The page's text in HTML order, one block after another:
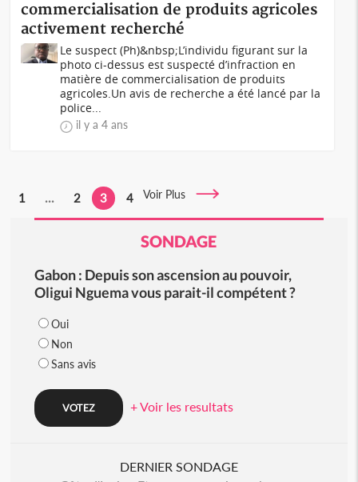
commercialisation de produits agricoles
activement recherché
Le suspect (Ph)&nbsp;L’individu figurant sur la
photo ci-dessus est suspecté d’infraction en
matière de commercialisation de produits
agricoles.Un avis de recherche a été lancé par la
police...
il y a 4 ans
1 ... 2 3 4 Voir Plus
SONDAGE
Gabon : Depuis son ascension au pouvoir,
Oligui Nguema vous parait-il compétent ?
Oui
Non
Sans avis
+ Voir les resultats
DERNIER SONDAGE